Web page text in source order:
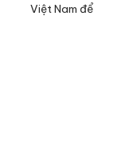
Việt Nam để